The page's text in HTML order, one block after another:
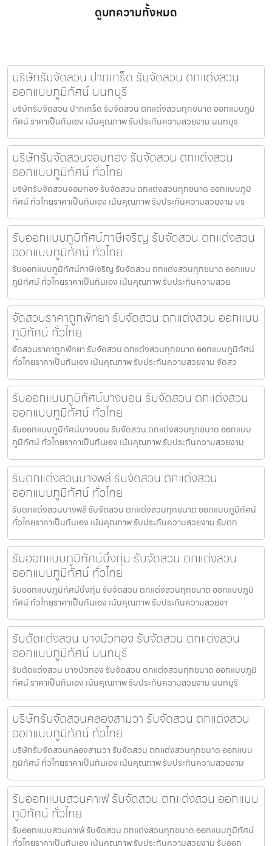
ดูบทความทั้งหมด
บริษัทรับจัดสวน ปากเกร็ด รับจัดสวน ตกแต่งสวน
ออกแบบภูมิทัศน์ นนทบุรี
บริษัทรับจัดสวน ปากเกร็ด รับจัดสวน ตกแต่งสวนทุกขนาด ออกแบบภูมิ
ทัศน์ ราคาเป็นกันเอง เน้นคุณภาพ รับประกันความสวยงาม นนทบุร
บริษัทรับจัดสวนจอมทอง รับจัดสวน ตกแต่งสวน
ออกแบบภูมิทัศน์ ทั่วไทย
บริษัทรับจัดสวนจอมทอง รับจัดสวน ตกแต่งสวนทุกขนาด ออกแบบภูมิ
ทัศน์ ทั่วไทยราคาเป็นกันเอง เน้นคุณภาพ รับประกันความสวยงาม บร
รับออกแบบภูมิทัศน์ภาษีเจริญ รับจัดสวน ตกแต่งสวน
ออกแบบภูมิทัศน์ ทั่วไทย
รับออกแบบภูมิทัศน์ภาษีเจริญ รับจัดสวน ตกแต่งสวนทุกขนาด ออกแบบ
ภูมิทัศน์ ทั่วไทยราคาเป็นกันเอง เน้นคุณภาพ รับประกันความสวย
จัดสวนราคาถูกพัทยา รับจัดสวน ตกแต่งสวน ออกแบบ
ภูมิทัศน์ ทั่วไทย
จัดสวนราคาถูกพัทยา รับจัดสวน ตกแต่งสวนทุกขนาด ออกแบบภูมิทัศน์
ทั่วไทยราคาเป็นกันเอง เน้นคุณภาพ รับประกันความสวยงาม จัดสว
รับออกแบบภูมิทัศน์บางบอน รับจัดสวน ตกแต่งสวน
ออกแบบภูมิทัศน์ ทั่วไทย
รับออกแบบภูมิทัศน์บางบอน รับจัดสวน ตกแต่งสวนทุกขนาด ออกแบบ
ภูมิทัศน์ ทั่วไทยราคาเป็นกันเอง เน้นคุณภาพ รับประกันความสวยงาม
รับตกแต่งสวนบางพลี รับจัดสวน ตกแต่งสวน
ออกแบบภูมิทัศน์ ทั่วไทย
รับตกแต่งสวนบางพลี รับจัดสวน ตกแต่งสวนทุกขนาด ออกแบบภูมิทัศน์
ทั่วไทยราคาเป็นกันเอง เน้นคุณภาพ รับประกันความสวยงาม รับตก
รับออกแบบภูมิทัศน์บึงกุ่ม รับจัดสวน ตกแต่งสวน
ออกแบบภูมิทัศน์ ทั่วไทย
รับออกแบบภูมิทัศน์บึงกุ่ม รับจัดสวน ตกแต่งสวนทุกขนาด ออกแบบภูมิ
ทัศน์ ทั่วไทยราคาเป็นกันเอง เน้นคุณภาพ รับประกันความสวยงา
รับตัดแต่งสวน บางบัวทอง รับจัดสวน ตกแต่งสวน
ออกแบบภูมิทัศน์ นนทบุรี
รับตัดแต่งสวน บางบัวทอง รับจัดสวน ตกแต่งสวนทุกขนาด ออกแบบภูมิ
ทัศน์ ราคาเป็นกันเอง เน้นคุณภาพ รับประกันความสวยงาม นนทบุรี
บริษัทรับจัดสวนคลองสามวา รับจัดสวน ตกแต่งสวน
ออกแบบภูมิทัศน์ ทั่วไทย
บริษัทรับจัดสวนคลองสามวา รับจัดสวน ตกแต่งสวนทุกขนาด ออกแบบ
ภูมิทัศน์ ทั่วไทยราคาเป็นกันเอง เน้นคุณภาพ รับประกันความสวยงาม
รับออกแบบสวนคาเฟ่ รับจัดสวน ตกแต่งสวน ออกแบบ
ภูมิทัศน์ ทั่วไทย
รับออกแบบสวนคาเฟ่ รับจัดสวน ตกแต่งสวนทุกขนาด ออกแบบภูมิทัศน์
ทั่วไทยราคาเป็นกันเอง เน้นคุณภาพ รับประกันความสวยงาม รับออก